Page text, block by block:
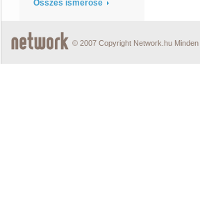
Összes ismerőse
© 2007 Copyright Network.hu Minden